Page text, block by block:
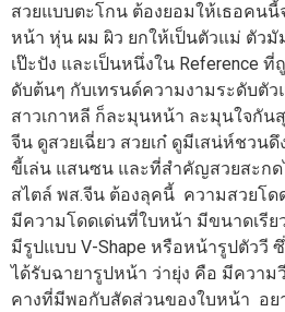
สวยแบบตะโกน ต้องยอมให้เธอคน
หน้า หุ่น ผม ผิว ยกให้เป็นตัวแม่ ตัว
เป๊ะปัง และเป็นหนึ่งใน Reference
ดับต้นๆ กับเทรนด์ความงามระดับตั
สาวเกาหลี ก็ละมุนหน้า ละมุนใจกัน
จีน ดูสวยเฉี่ยว สวยเก๋ ดูมีเสน่ห์ชวน
ขี้เล่น แสนซน และที่สำคัญสวยสะกด
สไตล์ พส.จีน ต้องลุคนี้ ความสวยโด
มีความโดดเด่นที่ใบหน้า มีขนาดเรีย
มีรูปแบบ V-Shape หรือหน้ารูปตัววี
ได้รับฉายารูปหน้า ว่ายุ่ง คือ มีความ
คางที่มีพอกับสัดส่วนของใบหน้า อยา